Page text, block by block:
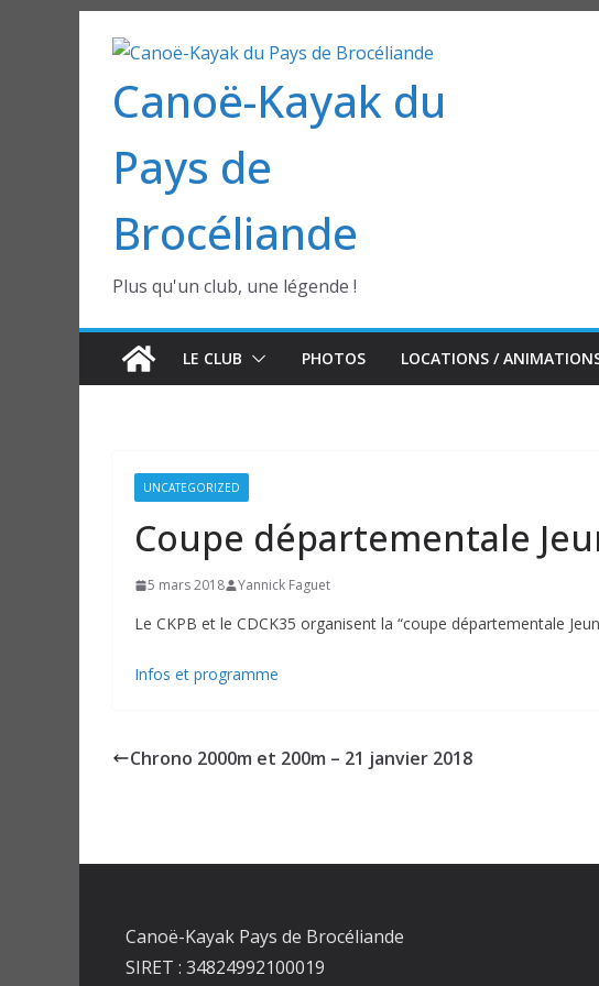
contenuCanoë-Kayak du
Pays de
Brocéliande
Plus qu'un club, une légende !
LE CLUB PHOTOS LOCATIONS /
UNCATEGORIZED
Coupe départementale
5 mars 2018 Yannick Faguet
Le CKPB et le CDCK35 organisent la “coupe départementale
Infos et programme
Chrono 2000m et 200m – 21 janvier 2018
Canoë-Kayak Pays de Brocéliande
SIRET : 34824992100019